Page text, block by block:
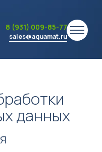
8 (931) 009-85-77
sales@aquamat.ru
данных